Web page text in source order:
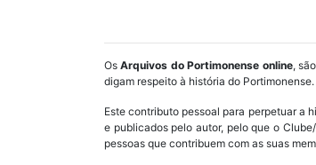
OsArquivos do Portimonense online,
digam respeito à história do Portimonense.
Este contributo pessoal para perpetuar a
e publicados pelo autor, pelo que o
pessoas que contribuem com as suas